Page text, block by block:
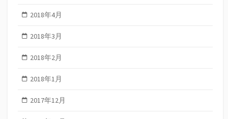
2018年4月
2018年3月
2018年2月
2018年1月
2017年12月